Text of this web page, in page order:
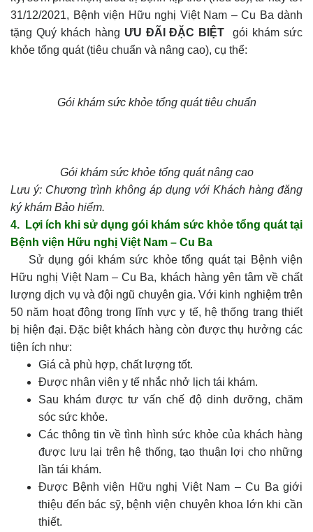
31/12/2021, Bệnh viện Hữu nghị Việt Nam – Cu Ba dành
tặng Quý khách hàng ƯU ĐÃI ĐẶC BIỆT gói khám sức
khỏe tổng quát (tiêu chuẩn và nâng cao), cụ thể:
Gói khám sức khỏe tổng quát tiêu chuẩn
Gói khám sức khỏe tổng quát nâng cao
Lưu ý: Chương trình không áp dụng với Khách hàng đăng
ký khám Bảo hiểm.
4. Lợi ích khi sử dụng gói khám sức khỏe tổng quát tại
Bệnh viện Hữu nghị Việt Nam – Cu Ba
Sử dụng gói khám sức khỏe tổng quát tại Bệnh viện
Hữu nghị Việt Nam – Cu Ba, khách hàng yên tâm về chất
lượng dịch vụ và đội ngũ chuyên gia. Với kinh nghiệm trên
50 năm hoạt động trong lĩnh vực y tế, hệ thống trang thiết
bị hiện đại. Đặc biệt khách hàng còn được thụ hưởng các
tiện ích như:
Giá cả phù hợp, chất lượng tốt.
Được nhân viên y tế nhắc nhở lịch tái khám.
Sau khám được tư vấn chế độ dinh dưỡng, chăm
sóc sức khỏe.
Các thông tin về tình hình sức khỏe của khách hàng
được lưu lại trên hệ thống, tạo thuận lợi cho những
lần tái khám.
Được Bệnh viện Hữu nghị Việt Nam – Cu Ba giới
thiệu đến bác sỹ, bệnh viện chuyên khoa lớn khi cần
thiết.